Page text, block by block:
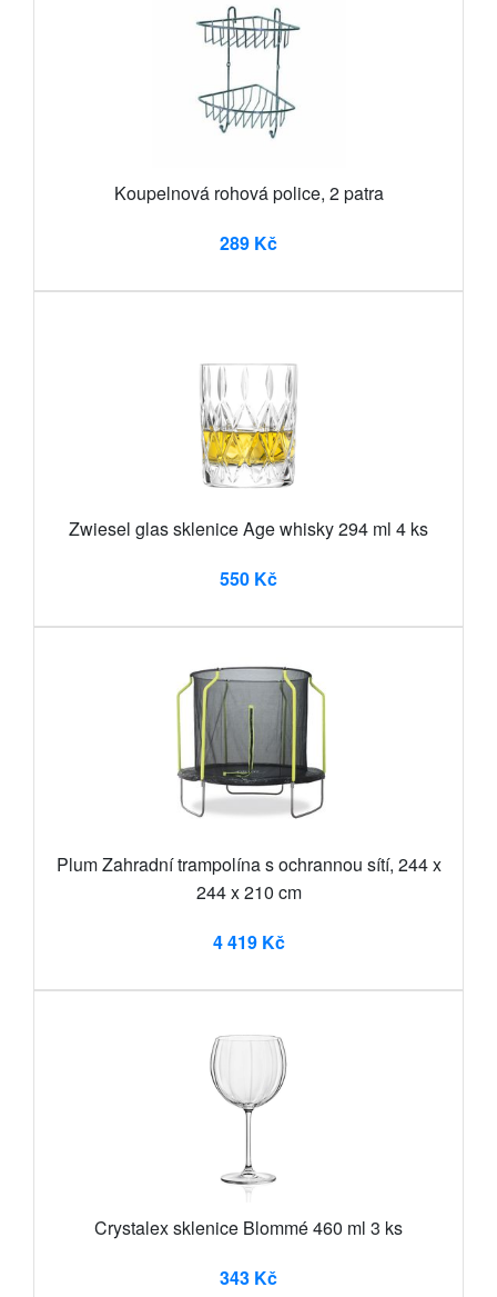
Koupelnová rohová police, 2 patra
289 Kč
Zwiesel glas sklenice Age whisky 294 ml 4 ks
550 Kč
Plum Zahradní trampolína s ochrannou sítí, 244 x
244 x 210 cm
4 419 Kč
Crystalex sklenice Blommé 460 ml 3 ks
343 Kč